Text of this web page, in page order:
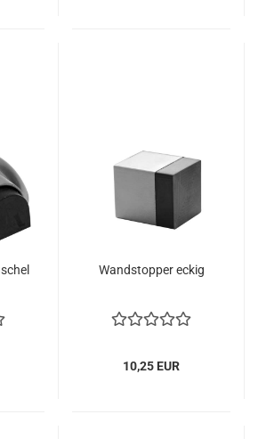
Wand­stop­per eckig
10,25 EUR